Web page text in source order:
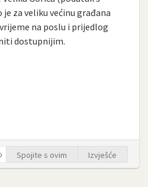
za veliku većinu građana
na poslu i prijedlog
dostupnijim.
Spojite s ovim Izvješće